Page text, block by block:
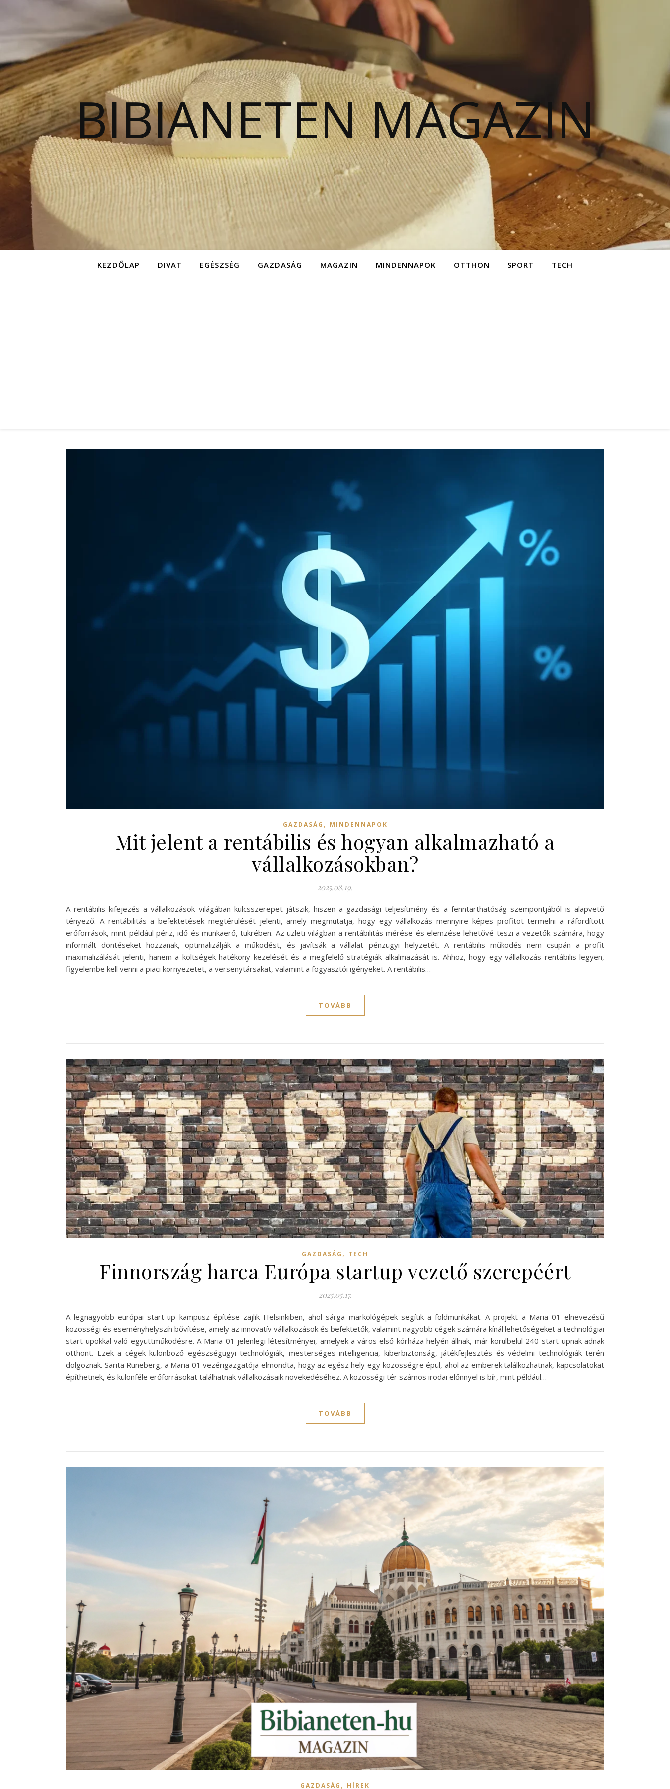
BIBIANETEN MAGAZIN
KEZDŐLAP DIVAT EGÉSZSÉG GAZDASÁG MAGAZIN MINDENNAPOK OTTHON SPORT TECH
GAZDASÁG , MINDENNAPOK
Mit jelent a rentábilis és hogyan alkalmazható a
vállalkozásokban?
2025.08.19.
A rentábilis kifejezés a vállalkozások világában kulcsszerepet játszik, hiszen a gazdasági teljesítmény és a fenntarthatóság szempontjából is alapvető
tényező. A rentábilitás a befektetések megtérülését jelenti, amely megmutatja, hogy egy vállalkozás mennyire képes profitot termelni a ráfordított
erőforrások, mint például pénz, idő és munkaerő, tükrében. Az üzleti világban a rentábilitás mérése és elemzése lehetővé teszi a vezetők számára, hogy
informált döntéseket hozzanak, optimalizálják a működést, és javítsák a vállalat pénzügyi helyzetét. A rentábilis működés nem csupán a profit
maximalizálását jelenti, hanem a költségek hatékony kezelését és a megfelelő stratégiák alkalmazását is. Ahhoz, hogy egy vállalkozás rentábilis legyen,
figyelembe kell venni a piaci környezetet, a versenytársakat, valamint a fogyasztói igényeket. A rentábilis…
TOVÁBB
GAZDASÁG , TECH
Finnország harca Európa startup vezető szerepéért
2025.05.17.
A legnagyobb európai start-up kampusz építése zajlik Helsinkiben, ahol sárga markológépek segítik a földmunkákat. A projekt a Maria 01 elnevezésű
közösségi és eseményhelyszín bővítése, amely az innovatív vállalkozások és befektetők, valamint nagyobb cégek számára kínál lehetőségeket a technológiai
start-upokkal való együttműködésre. A Maria 01 jelenlegi létesítményei, amelyek a város első kórháza helyén állnak, már körülbelül 240 start-upnak adnak
otthont. Ezek a cégek különböző egészségügyi technológiák, mesterséges intelligencia, kiberbiztonság, játékfejlesztés és védelmi technológiák terén
dolgoznak. Sarita Runeberg, a Maria 01 vezérigazgatója elmondta, hogy az egész hely egy közösségre épül, ahol az emberek találkozhatnak, kapcsolatokat
építhetnek, és különféle erőforrásokat találhatnak vállalkozásaik növekedéséhez. A közösségi tér számos irodai előnnyel is bír, mint például…
TOVÁBB
GAZDASÁG , HÍREK